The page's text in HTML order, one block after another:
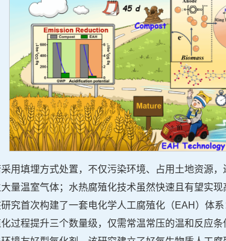
用填埋方式处置，不仅污染环境、占用土地资源
量温室气体；水热腐殖化技术虽然快速且有望实
究首次构建了一套电化学人工腐殖化（EAH）体
过程提升三个数量级，仅需常温常压的温和反应